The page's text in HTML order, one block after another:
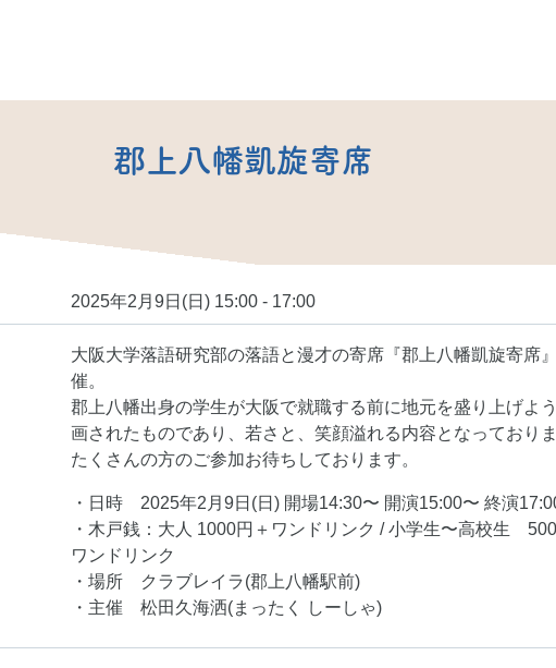
郡上八幡凱旋寄席
2025年2月9日(日) 15:00 - 17:00
大阪大学落語研究部の落語と漫才の寄席『郡上八幡凱旋寄席
催。
郡上八幡出身の学生が大阪で就職する前に地元を盛り上げよ
画されたものであり、若さと、笑顔溢れる内容となっておりま
たくさんの方のご参加お待ちしております。
・日時 2025年2月9日(日) 開場14:30〜 開演15:00〜 終演
・木戸銭：大人 1000円＋ワンドリンク / 小学生〜高校生
ワンドリンク
・場所 クラブレイラ(郡上八幡駅前)
・主催 松田久海洒(まったく しーしゃ)